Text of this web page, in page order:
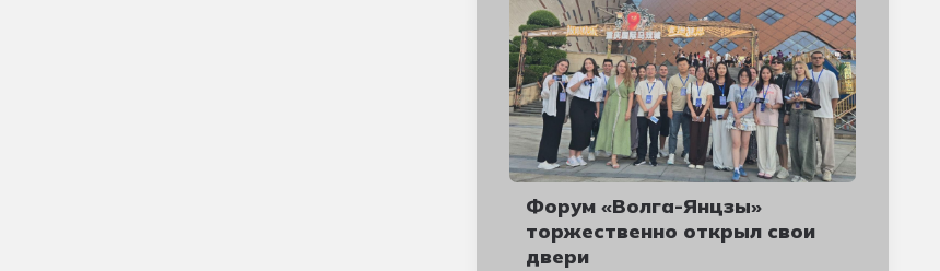
Форум «Волга-Янцзы»
торжественно открыл свои
двери